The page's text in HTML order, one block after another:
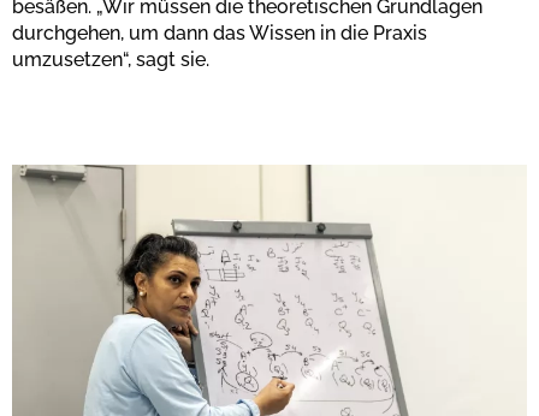
besäßen. „Wir müssen die theoretischen Grundlagen
durchgehen, um dann das Wissen in die Praxis
umzusetzen“, sagt sie.